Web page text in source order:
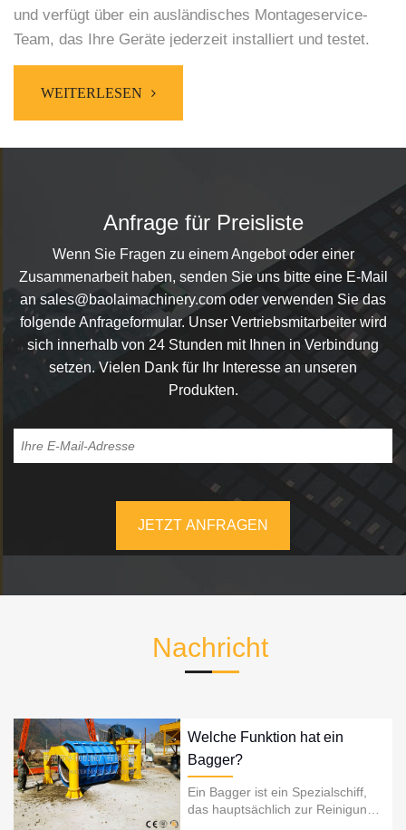
und verfügt über ein ausländisches Montageservice-
Team, das Ihre Geräte jederzeit installiert und testet.
WEITERLESEN
Anfrage für Preisliste
Wenn Sie Fragen zu einem Angebot oder einer
Zusammenarbeit haben, senden Sie uns bitte eine E-Mail
an sales@baolaimachinery.com oder verwenden Sie das
folgende Anfrageformular. Unser Vertriebsmitarbeiter wird
sich innerhalb von 24 Stunden mit Ihnen in Verbindung
setzen. Vielen Dank für Ihr Interesse an unseren
Produkten.
Nachricht
Welche Funktion hat ein
Bagger?
Ein Bagger ist ein Spezialschiff,
das hauptsächlich zur Reinigung